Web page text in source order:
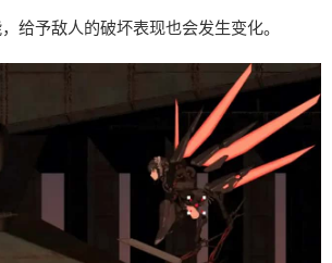
给予敌人的破坏表现也会发生变化。